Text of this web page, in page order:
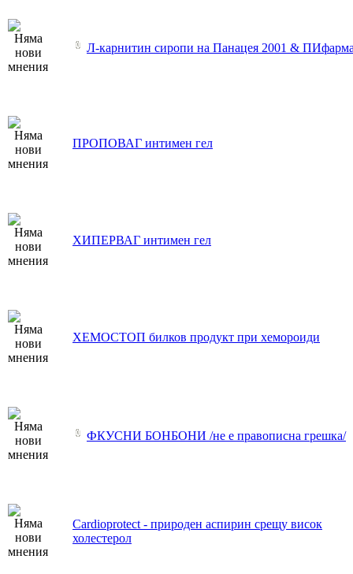
Л-карнитин сиропи на Панацея 2001 &
ПРОПОВАГ интимен гел
ХИПЕРВАГ интимен гел
ХЕМОСТОП билков продукт при хемороиди
ФКУСНИ БОНБОНИ /не е правописна грешка/
Cardioprotect - природен аспирин срещу висок
холестерол